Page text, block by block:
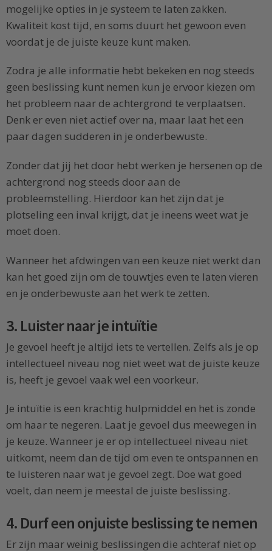
mogelijke opties in je systeem te laten zakken.
Kwaliteit kost tijd, en soms duurt het gewoon even
voordat je de juiste keuze kunt maken.
Zodra je alle informatie hebt bekeken en nog steeds
geen beslissing kunt nemen kun je ervoor kiezen om
het probleem naar de achtergrond te verplaatsen.
Denk er even niet actief over na, maar laat het een
paar dagen sudderen in je onderbewuste.
Zonder dat jij het door hebt werken je hersenen op de
achtergrond nog steeds door aan de
probleemstelling. Hierdoor kan het zijn dat je
plotseling een inval krijgt, dat je ineens weet wat je
moet doen.
Wanneer het afdwingen van een keuze niet werkt dan
kan het goed zijn om de touwtjes even te laten vieren
en je onderbewuste aan het werk te zetten.
3. Luister naar je intuïtie
Je gevoel heeft je altijd iets te vertellen. Zelfs als je op
intellectueel niveau nog niet weet wat de juiste keuze
is, heeft je gevoel vaak wel een voorkeur.
Je intuïtie is een krachtig hulpmiddel en het is zonde
om haar te negeren. Laat je gevoel dus meewegen in
je keuze. Wanneer je er op intellectueel niveau niet
uitkomt, neem dan de tijd om even te ontspannen en
te luisteren naar wat je gevoel zegt. Doe wat goed
voelt, dan neem je meestal de juiste beslissing.
4. Durf een onjuiste beslissing te nemen
Er zijn maar weinig beslissingen die achteraf niet op